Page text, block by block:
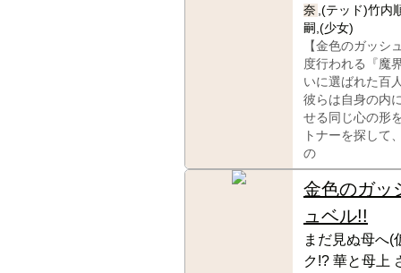
奈 ,(テッド)竹内
嗣,(少女)
【金色のガッ
度行われる『魔
いに選ばれた百
彼らは自身の内
せる同じ心の形
トナーを探して
の
金色のガッ
ュベル!!
まだ見ぬ母へ(
ク!? 華と母上